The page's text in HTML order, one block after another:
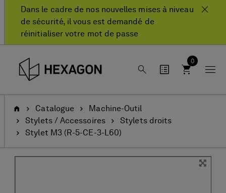
text.skipToContent
text.skipToNavigation
Dans le cadre de nos nouvelles mises à niveau
de sécurité, il vous est demandé de
réinitialiser votre mot de passe
0
AccueilCatalogue
Machine-Outil
Stylets / Accessoires
Stylets droits
Stylet M3 (R-5-CE-3-L60)